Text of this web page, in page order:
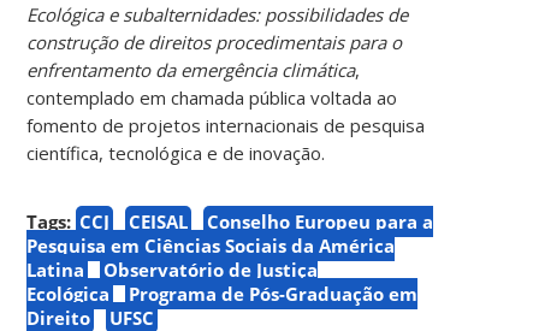
Ecológica e subalternidades: possibilidades de
construção de direitos procedimentais para o
enfrentamento da emergência climática,
contemplado em chamada pública voltada ao
fomento de projetos internacionais de pesquisa
científica, tecnológica e de inovação.
Tags: CCJ CEISAL
Conselho Europeu para a
Pesquisa em Ciências Sociais da América
Latina
Observatório de Justiça
Ecológica
Programa de Pós-Graduação em
Direito
UFSC